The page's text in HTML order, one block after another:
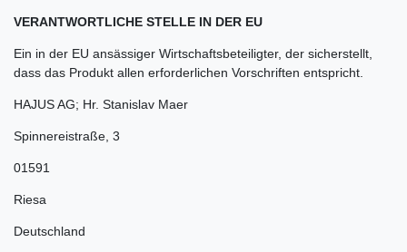
VERANTWORTLICHE STELLE IN DER EU
Ein in der EU ansässiger Wirtschaftsbeteiligter, der sicherstellt,
dass das Produkt allen erforderlichen Vorschriften entspricht.
HAJUS AG; Hr. Stanislav Maer
Spinnereistraße 3
01591
Riesa
Deutschland